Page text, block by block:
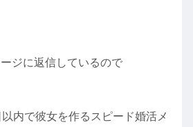
ジに返信しているので
以内で彼女を作るスピード婚活メ